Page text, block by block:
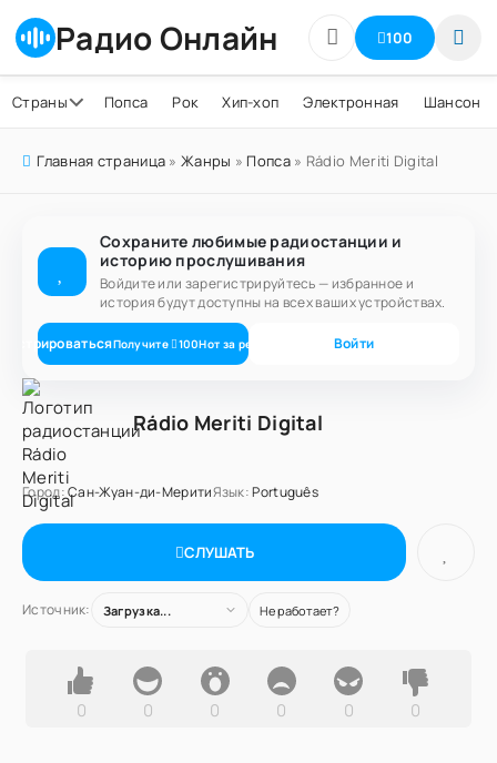
Радио Онлайн 100
Страны Попса Рок Хип-хоп Электронная Шансон
Главная страница »Жанры » Попса» Rádio Meriti Digital
Сохраните любимые радиостанции и
историю прослушивания
Войдите или зарегистрируйтесь — избранное и
история будут доступны на всех ваших устройствах.
Получите 100Нот за регистрацию Войти
Rádio Meriti Digital
Город:Сан-Жуан-ди-МеритиЯзык:Português
СЛУШАТЬ
Источник: Загрузка... Не работает?
0 0 0 0 0 0